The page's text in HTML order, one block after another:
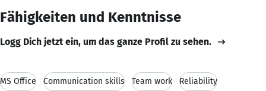
Fähigkeiten und Kenntnisse
Logg Dich jetzt ein, um das ganze Profil zu sehen.
MS Office Communication skills Team work Reliability